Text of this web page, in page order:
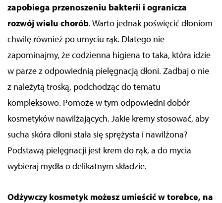
zapobiega przenoszeniu bakterii i ogranicza
rozwój wielu chorób. Warto jednak poświęcić dłoniom
chwilę również po umyciu rąk. Dlatego nie
zapominajmy, że codzienna higiena to taka, która idzie
w parze z odpowiednią pielęgnacją dłoni. Zadbaj o nie
z należytą troską, podchodząc do tematu
kompleksowo. Pomoże w tym odpowiedni dobór
kosmetyków nawilżających. Jakie kremy stosować, aby
sucha skóra dłoni stała się sprężysta i nawilżona?
Podstawą pielęgnacji jest krem do rąk, a do mycia
wybieraj mydła o delikatnym składzie.
Odżywczy kosmetyk możesz umieścić w torebce, na